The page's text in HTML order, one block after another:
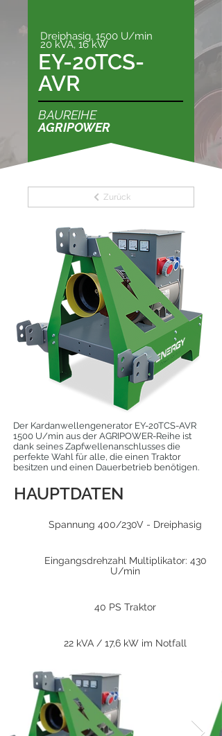
Dreiphasig, 1500 U/min
20 kVA, 16 kW
EY-20TCS-
AVR
BAUREIHE
AGRIPOWER
Zurück
Der Kardanwellengenerator EY-20TCS-AVR
1500 U/min aus der AGRIPOWER-Reihe ist
dank seines Zapfwellenanschlusses die
perfekte Wahl für alle, die einen Traktor
besitzen und einen Dauerbetrieb benötigen.
HAUPTDATEN
Spannung 400/230V - Dreiphasig
Eingangsdrehzahl Multiplikator: 430
U/min
40 PS Traktor
22 kVA / 17,6 kW im Notfall